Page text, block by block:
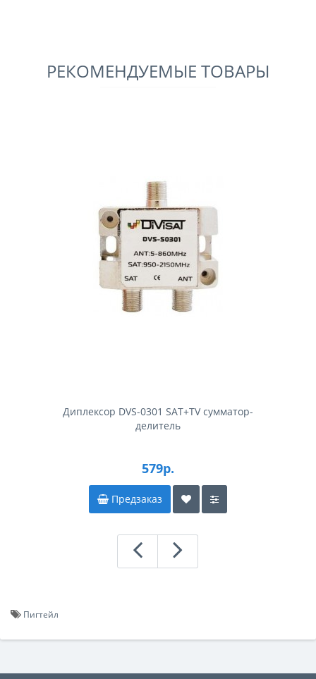
РЕКОМЕНДУЕМЫЕ ТОВАРЫ
Диплексор DVS-0301 SAT+TV сумматор-
делитель
579р.
Предзаказ
Пигтейл